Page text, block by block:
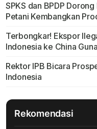
SPKS dan BPDP
Petani Kembangkan
Terbongkar! Ekspor
Indonesia ke China
Rektor IPB Bicara
Indonesia
Rekomendasi